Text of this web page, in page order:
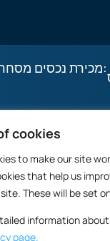
cookies
to make our site
that help us
These will be set
information
page.
מכירת נכסים מסחריים בינלאומיים: